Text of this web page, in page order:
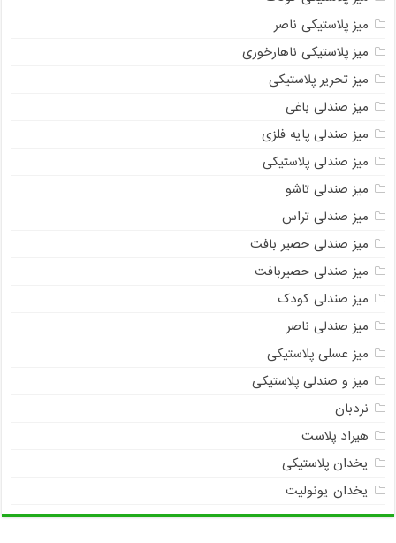
میز پلاستیکی ناصر
میز پلاستیکی ناهارخوری
میز تحریر پلاستیکی
میز صندلی باغی
میز صندلی پایه فلزی
میز صندلی پلاستیکی
میز صندلی تاشو
میز صندلی تراس
میز صندلی حصیر بافت
میز صندلی حصیربافت
میز صندلی کودک
میز صندلی ناصر
میز عسلی پلاستیکی
میز و صندلی پلاستیکی
نردبان
هیراد پلاست
یخدان پلاستیکی
یخدان یونولیت